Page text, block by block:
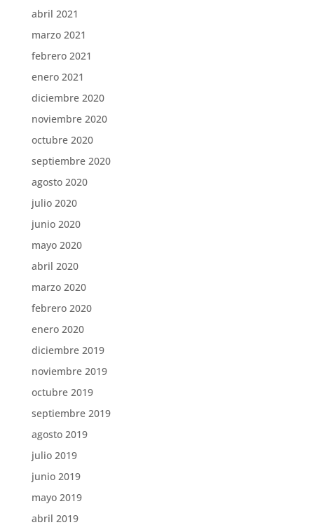
abril 2021
marzo 2021
febrero 2021
enero 2021
diciembre 2020
noviembre 2020
octubre 2020
septiembre 2020
agosto 2020
julio 2020
junio 2020
mayo 2020
abril 2020
marzo 2020
febrero 2020
enero 2020
diciembre 2019
noviembre 2019
octubre 2019
septiembre 2019
agosto 2019
julio 2019
junio 2019
mayo 2019
abril 2019